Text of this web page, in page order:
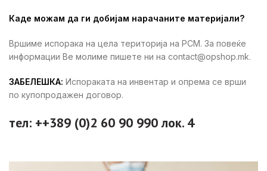
Каде можам да ги добијам нарачаните материјали?
Вршиме испорака на цела територија на РСМ. За повеќе
информации Ве молиме пишете ни на contact@opshop.mk.
ЗАБЕЛЕШКА: Испораката на инвентар и опрема се врши
по купопродажен договор.
тел: ++389 (0)2 60 90 990 лок. 4